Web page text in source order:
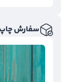
سفارش چاپ